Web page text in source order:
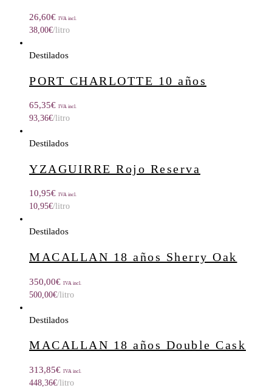
26,60€ IVA incl.
38,00€/litro
Destilados
PORT CHARLOTTE 10 años
65,35€ IVA incl.
93,36€/litro
Destilados
YZAGUIRRE Rojo Reserva
10,95€ IVA incl.
10,95€/litro
Destilados
MACALLAN 18 años Sherry Oak
350,00€ IVA incl.
500,00€/litro
Destilados
MACALLAN 18 años Double Cask
313,85€ IVA incl.
448,36€/litro